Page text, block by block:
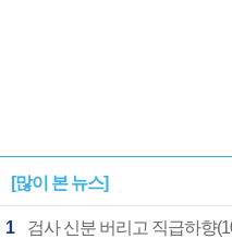
[많이 본 뉴스]
1